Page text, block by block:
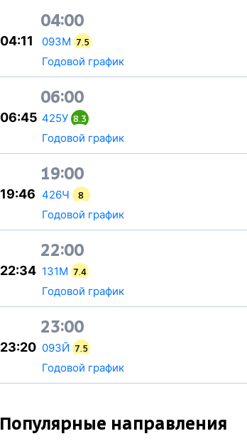
04:00
04:11 093М 7.5
Годовой график
06:00
06:45 425У 8.3
Годовой график
19:00
19:46 426Ч 8
Годовой график
22:00
22:34 131М 7.4
Годовой график
23:00
23:20 093Й 7.5
Годовой график
Популярные направления